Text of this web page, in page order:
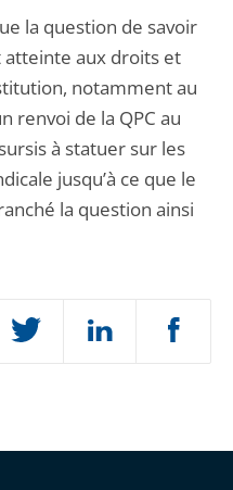
la question de savoir
atteinte aux droits et
notamment au
renvoi de la QPC au
à statuer sur les
jusqu’à ce que le
la question ainsi